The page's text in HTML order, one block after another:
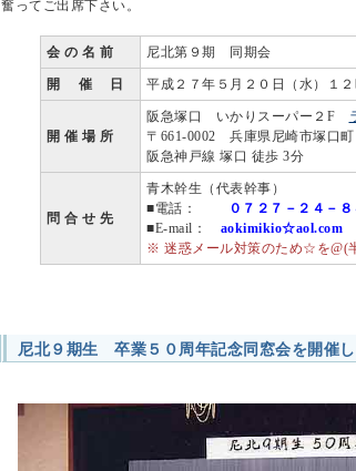
奮ってご出席下さい。
会 の 名 前 尼北第９期 同期会
開 催 日 平成２７年５月２０日（水）１２
開 催 場 所
阪急塚口 いかりスーパー２F
〒661-0002 兵庫県尼崎市塚口町
阪急神戸線 塚口 徒歩 3分
問 合 せ 先
青木幹生（代表幹事）
■電話：
０７２７－２４－８
■E-mail： aokimikio☆aol.com
※ 迷惑メール対策のため☆を@(
尼北９期生 卒業５０周年記念同窓会を開催